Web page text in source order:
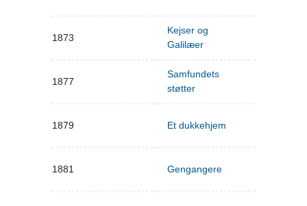
1873
Kejser og
Galilæer
1877
Samfundets
støtter
1879 Et dukkehjem
1881 Gengangere